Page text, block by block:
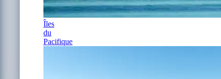
Îles
du
Pacifique